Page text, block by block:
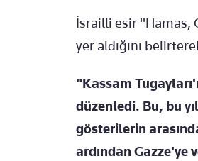
İsrailli esir "Hamas,
yer aldığını
"Kassam
düzenledi. Bu, bu
gösterilerin
ardından Gazze'ye